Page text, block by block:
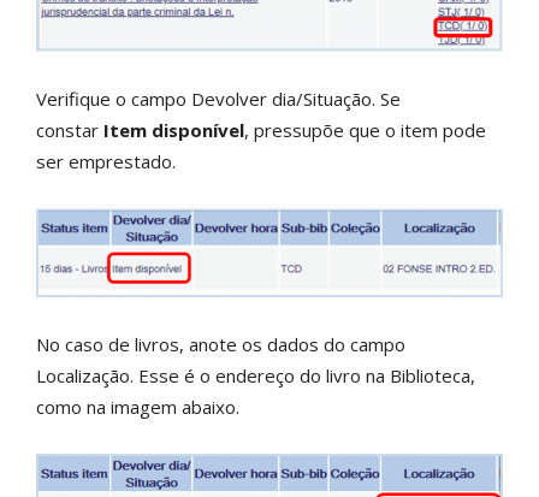
Verifique o campo Devolver dia/Situação. Se
constar Item disponível, pressupõe que o item pode
ser emprestado.
No caso de livros, anote os dados do campo
Localização. Esse é o endereço do livro na Biblioteca,
como na imagem abaixo.